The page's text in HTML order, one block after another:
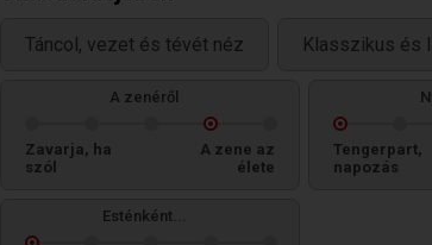
Táncol, vezet és tévét néz Klasszikus és
A zenéről
Zavarja, ha
szól
A zene az
élete
Tengerpart,
napozás
Esténként...